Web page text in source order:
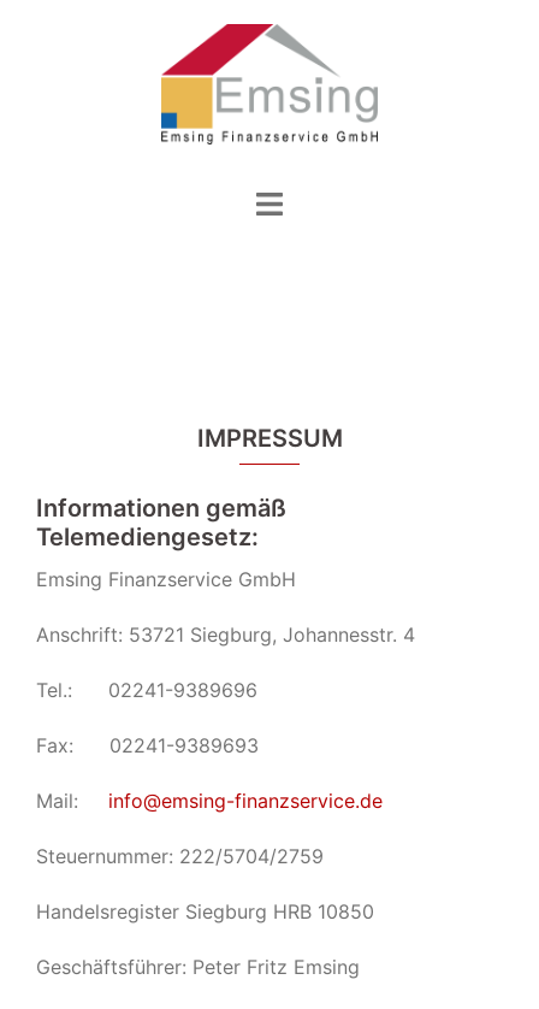
Menü
IMPRESSUM
Informationen gemäß
Telemediengesetz:
Emsing Finanzservice GmbH
Anschrift: 53721 Siegburg, Johannesstr. 4
Tel.: 02241-9389696
Fax: 02241-9389693
Mail: info@emsing-finanzservice.de
Steuernummer: 222/5704/2759
Handelsregister Siegburg HRB 10850
Geschäftsführer: Peter Fritz Emsing